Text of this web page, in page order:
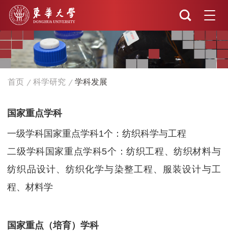
首页 科学研究 学科发展
国家重点学科
一级学科国家重点学科1个：纺织科学与工程
二级学科国家重点学科5个：纺织工程、纺织材料与
纺织品设计、纺织化学与染整工程、服装设计与工
程、材料学
国家重点（培育）学科